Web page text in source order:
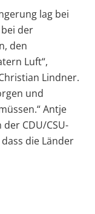
lag bei
der
den
Luft“,
Lindner.
und
Antje
CDU/CSU-
die Länder